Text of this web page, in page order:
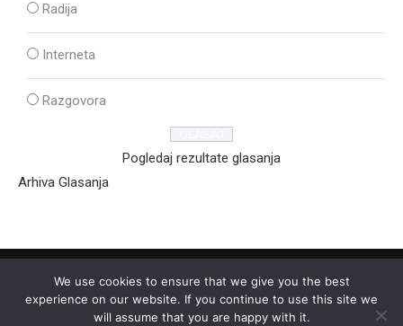
Radija
Interneta
Razgovora
Pogledaj rezultate glasanja
Arhiva Glasanja
We use cookies to ensure that we give you the best
experience on our website. If you continue to use this site we
will assume that you are happy with it.